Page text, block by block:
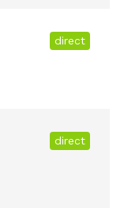
direct
direct